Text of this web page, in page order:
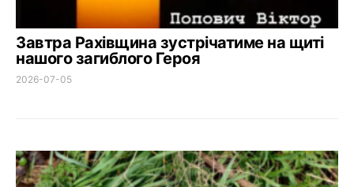
Завтра Рахівщина зустрічатиме на щиті
нашого загиблого Героя
2026-07-05